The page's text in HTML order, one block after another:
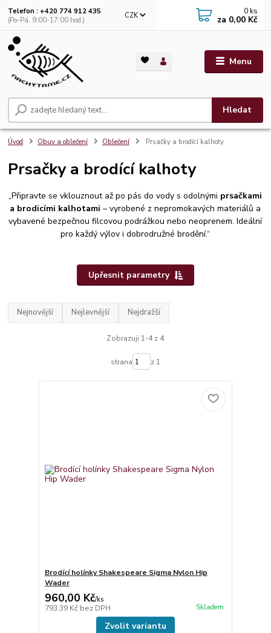
Menu
CZK
Hledat
Telefon : +420 774 912 435
(Po-Pá, 9:00-17:00 hod.)
0 ks
za 0,00 Kč
Úvod Obuv a oblečení Oblečení Prsačky a brodící kalhoty
Prsačky a brodící kalhoty
„Připravte se vklouznout až po pás do vody s odolnými prsačkami
a brodicími kalhotami – vyrobené z nepromokavých materiálů a
vybavené bezpečnou filcovou podrážkou nebo neoprenem. Ideální
pro každý výlov i dobrodružné brodění.“
Upřesnit parametry
Nejnovější Nejlevnější Nejdražší
Zobrazuji 1-4 z 4
strana z 1
Brodící holínky Shakespeare Sigma Nylon Hip
Wader
960,00 Kč/ks
793,39 Kč bez DPH Skladem
Zvolit variantu